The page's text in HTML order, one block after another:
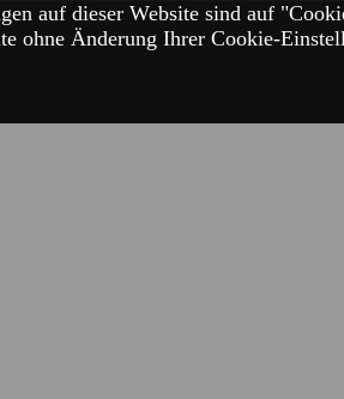
auf dieser Website sind auf
ohne Änderung Ihrer Cookie-